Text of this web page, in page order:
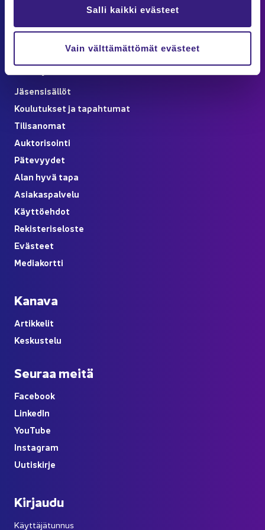
Salli kaikki evästeet
Vain välttämättömät evästeet
Oi­ko­po­lut
Jä­sen­si­säl­löt
Kou­lu­tuk­set ja ta­pah­tu­mat
Ti­li­sa­no­mat
Auk­to­ri­soin­ti
Pä­te­vyy­det
Alan hyvä tapa
Asia­kas­pal­ve­lu
Käyt­tö­eh­dot
Re­kis­te­ri­se­los­te
Eväs­teet
Me­dia­kort­ti
Ka­na­va
Ar­tik­ke­lit
Kes­kus­te­lu
Seu­raa meitä
Face­book
Lin­ke­dIn
YouTube
Ins­ta­gram
Uu­tis­kir­je
Kir­jau­du
Käyttäjätunnus